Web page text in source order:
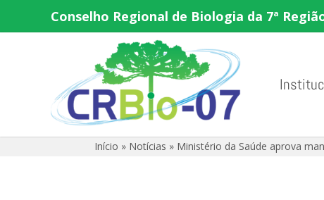
Conselho Regional de Biologia da 7ª
Início » Notícias » Ministério da Saúde aprova